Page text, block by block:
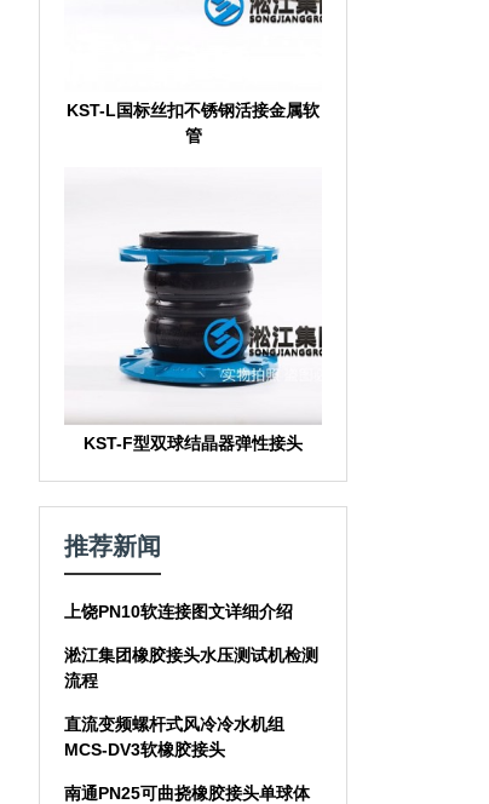
KST-L国标丝扣不锈钢活接金属软
管
KST-F型双球结晶器弹性接头
推荐新闻
上饶PN10软连接图文详细介绍
淞江集团橡胶接头水压测试机检测
流程
直流变频螺杆式风冷冷水机组
MCS-DV3软橡胶接头
南通PN25可曲挠橡胶接头单球体